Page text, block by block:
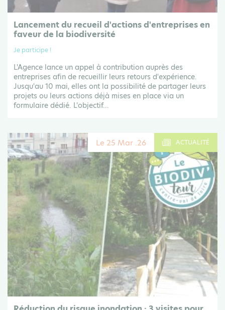
Lancement du recueil d'actions d'entreprises en
faveur de la biodiversité
Je participe !
L'Agence lance un appel à contribution auprès des
entreprises afin de recueillir leurs retours d'expérience.
Jusqu'au 10 mai, elles ont la possibilité de partager leurs
projets ou leurs actions déjà mises en place via un
formulaire dédié. L'objectif...
Le 25 Mar .26 ACTUALITÉ